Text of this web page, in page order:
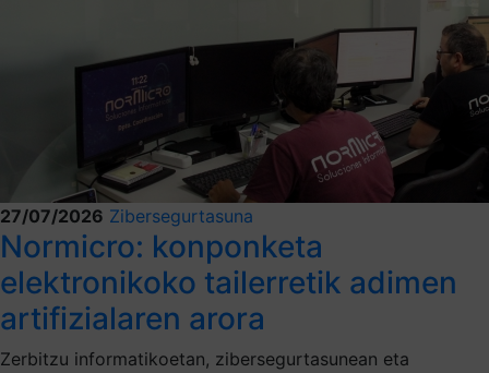
27/07/2026 Zibersegurtasuna
Normicro: konponketa
elektronikoko tailerretik adimen
artifizialaren arora
Zerbitzu informatikoetan, zibersegurtasunean eta